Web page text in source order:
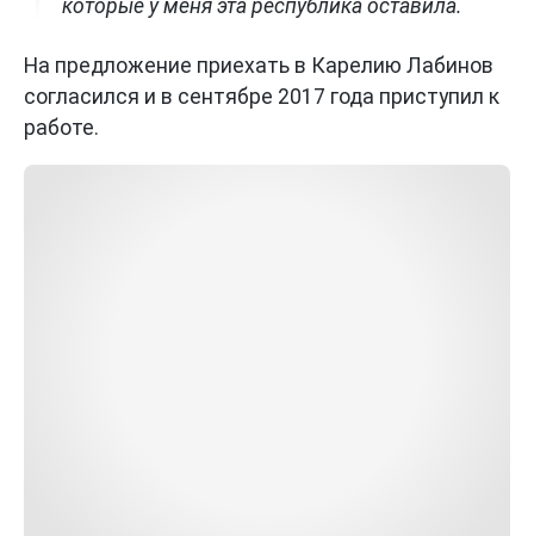
которые у меня эта республика оставила.
На предложение приехать в Карелию Лабинов
согласился и в сентябре 2017 года приступил к
работе.